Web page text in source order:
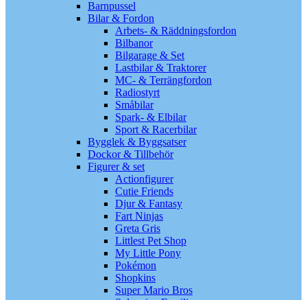
Barnpussel
Bilar & Fordon
Arbets- & Räddningsfordon
Bilbanor
Bilgarage & Set
Lastbilar & Traktorer
MC- & Terrängfordon
Radiostyrt
Småbilar
Spark- & Elbilar
Sport & Racerbilar
Bygglek & Byggsatser
Dockor & Tillbehör
Figurer & set
Actionfigurer
Cutie Friends
Djur & Fantasy
Fart Ninjas
Greta Gris
Littlest Pet Shop
My Little Pony
Pokémon
Shopkins
Super Mario Bros